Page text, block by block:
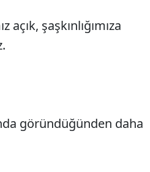
şaşkınlığımıza
göründüğünden daha